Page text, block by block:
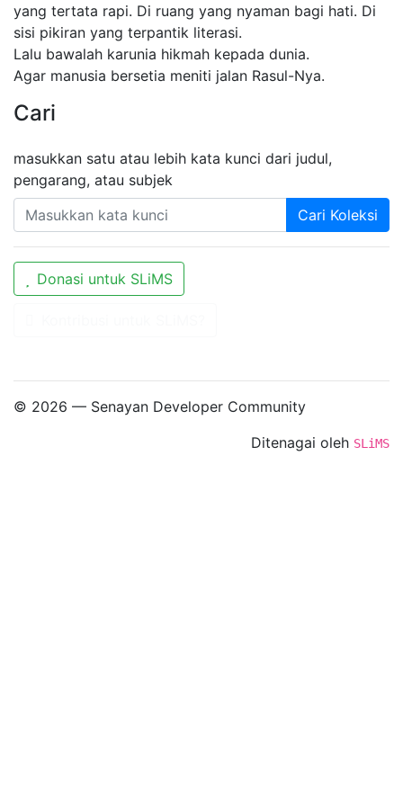
yang tertata rapi. Di ruang yang nyaman bagi hati. Di
sisi pikiran yang terpantik literasi.
Lalu bawalah karunia hikmah kepada dunia.
Agar manusia bersetia meniti jalan Rasul-Nya.
Cari
masukkan satu atau lebih kata kunci dari judul,
pengarang, atau subjek
Cari Koleksi
Donasi untuk SLiMS
© 2026 — Senayan Developer Community
Ditenagai oleh SLiMS